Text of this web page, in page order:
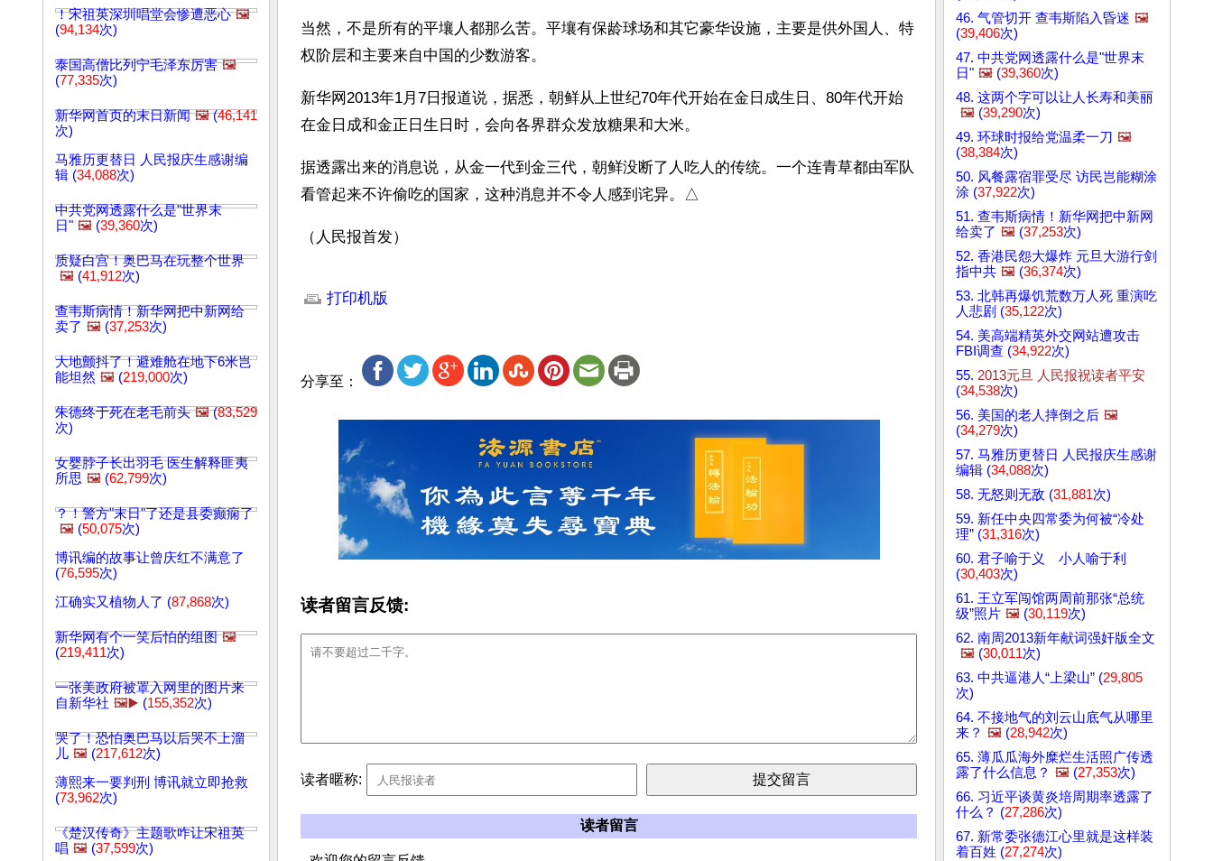
！宋祖英深圳唱堂会惨遭恶心 🖼️
(94,134次)
泰国高僧比列宁毛泽东厉害 🖼️
(77,335次)
新华网首页的末日新闻 🖼️(46,141
次)
马雅历更替日 人民报庆生感谢编
辑 (34,088次)
中共党网透露什么是"世界末
日" 🖼️ (39,360次)
质疑白宫！奥巴马在玩整个世界
🖼️ (41,912次)
查韦斯病情！新华网把中新网给
卖了 🖼️ (37,253次)
大地颤抖了！避难舱在地下6米岂
能坦然 🖼️ (219,000次)
朱德终于死在老毛前头 🖼️(83,529
次)
女婴脖子长出羽毛 医生解释匪夷
所思 🖼️ (62,799次)
？！警方"末日"了还是县委癫痫了
🖼️ (50,075次)
博讯编的故事让曾庆红不满意了
(76,595次)
江确实又植物人了 (87,868次)
新华网有个一笑后怕的组图 🖼️
(219,411次)
一张美政府被罩入网里的图片来
自新华社 🖼️▶️ (155,352次)
哭了！恐怕奥巴马以后哭不上溜
儿 🖼️ (217,612次)
薄熙来一要判刑 博讯就立即抢救
(73,962次)
《楚汉传奇》主题歌咋让宋祖英
唱 🖼️ (37,599次)
当然，不是所有的平壤人都那么苦。平壤有保龄球场和其它豪华设施，主要是供外国人、特
权阶层和主要来自中国的少数游客。
新华网2013年1月7日报道说，据悉，朝鲜从上世纪70年代开始在金日成生日、80年代开始
在金日成和金正日生日时，会向各界群众发放糖果和大米。
据透露出来的消息说，从金一代到金三代，朝鲜没断了人吃人的传统。一个连青草都由军队
看管起来不许偷吃的国家，这种消息并不令人感到诧异。△
（人民报首发）
打印机版
分享至：
读者留言反馈:
读者暱称:
读者留言
46. 气管切开 查韦斯陷入昏迷 🖼️
(39,406次)
47. 中共党网透露什么是"世界末
日" 🖼️ (39,360次)
48. 这两个字可以让人长寿和美丽
🖼️ (39,290次)
49. 环球时报给党温柔一刀 🖼️
(38,384次)
50. 风餐露宿罪受尽 访民岂能糊涂
涂 (37,922次)
51. 查韦斯病情！新华网把中新网
给卖了 🖼️ (37,253次)
52. 香港民怨大爆炸 元旦大游行剑
指中共 🖼️ (36,374次)
53. 北韩再爆饥荒数万人死 重演吃
人悲剧 (35,122次)
54. 美高端精英外交网站遭攻击
FBI调查 (34,922次)
55. 2013元旦 人民报祝读者平安
(34,538次)
56. 美国的老人摔倒之后 🖼️
(34,279次)
57. 马雅历更替日 人民报庆生感谢
编辑 (34,088次)
58. 无怒则无敌 (31,881次)
59. 新任中央四常委为何被“冷处
理” (31,316次)
60. 君子喻于义 小人喻于利
(30,403次)
61. 王立军闯馆两周前那张“总统
级”照片 🖼️ (30,119次)
62. 南周2013新年献词强奸版全文
🖼️ (30,011次)
63. 中共逼港人“上梁山” (29,805
次)
64. 不接地气的刘云山底气从哪里
来？ 🖼️ (28,942次)
65. 薄瓜瓜海外糜烂生活照广传透
露了什么信息？ 🖼️ (27,353次)
66. 习近平谈黄炎培周期率透露了
什么？ (27,286次)
67. 新常委张德江心里就是这样装
着百姓 (27,274次)